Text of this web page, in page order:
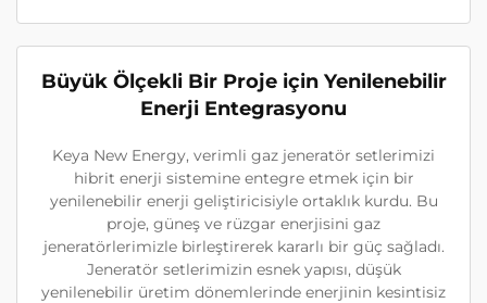
Büyük Ölçekli Bir Proje için Yenilenebilir
Enerji Entegrasyonu
Keya New Energy, verimli gaz jeneratör setlerimizi
hibrit enerji sistemine entegre etmek için bir
yenilenebilir enerji geliştiricisiyle ortaklık kurdu. Bu
proje, güneş ve rüzgar enerjisini gaz
jeneratörlerimizle birleştirerek kararlı bir güç sağladı.
Jeneratör setlerimizin esnek yapısı, düşük
yenilenebilir üretim dönemlerinde enerjinin kesintisiz